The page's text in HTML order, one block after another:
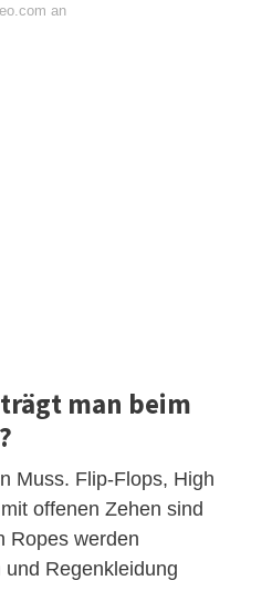
an
man beim
Muss. Flip-Flops, High
offenen Zehen sind
Ropes werden
Regenkleidung